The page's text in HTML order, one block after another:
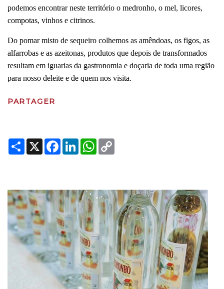
podemos encontrar neste território o medronho, o mel, licores,
compotas, vinhos e citrinos.
Do pomar misto de sequeiro colhemos as amêndoas, os figos, as
alfarrobas e as azeitonas, produtos que depois de transformados
resultam em iguarias da gastronomia e doçaria de toda uma região
para nosso deleite e de quem nos visita.
PARTAGER
Share
X Facebook
LinkedInWhatsApp